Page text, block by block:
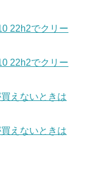
22h2でクリー
22h2でクリー
えないときは
えないときは